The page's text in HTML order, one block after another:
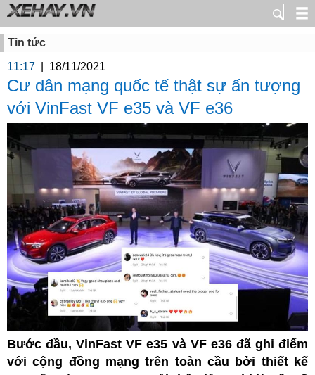
Tin tức
11:17
18/11/2021
Cư dân mạng quốc tế thật sự ấn tượng
với VinFast VF e35 và VF e36
Bước đầu, VinFast VF e35 và VF e36 đã ghi điểm
với cộng đồng mạng trên toàn cầu bởi thiết kế